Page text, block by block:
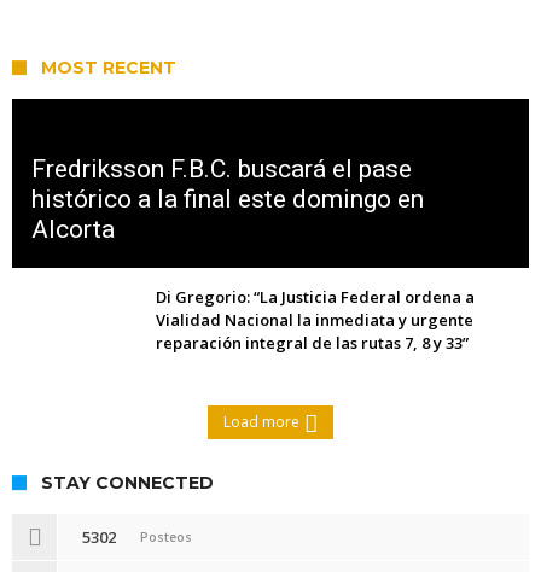
MOST RECENT
Fredriksson F.B.C. buscará el pase
histórico a la final este domingo en
Alcorta
Di Gregorio: “La Justicia Federal ordena a
Vialidad Nacional la inmediata y urgente
reparación integral de las rutas 7, 8 y 33”
Load more
STAY CONNECTED
5302 Posteos